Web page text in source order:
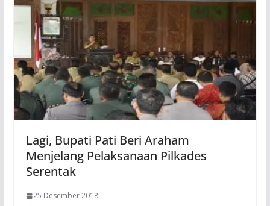
Lagi, Bupati Pati Beri Araham
Menjelang Pelaksanaan Pilkades
Serentak
25 Desember 2018